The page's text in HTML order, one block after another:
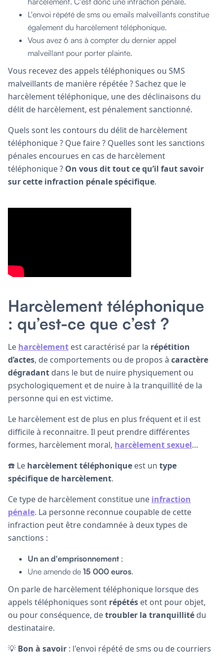
L'envoi répété de sms ou emails malveillants constitue
également du harcèlement téléphonique.
Vous avez 6 ans à compter du dernier appel
malveillant pour porter plainte.
Vous recevez des appels téléphoniques ou SMS
malveillants de manière répétée ? Sachez que le
harcèlement téléphonique, une des déclinaisons du
délit de harcèlement, est pénalement sanctionné.
Quels sont les contours du délit de harcèlement
téléphonique ? Que faire ? Quelles sont les sanctions
pénales encourues en cas de harcèlement
téléphonique ? On vous dit tout ce qu’il faut savoir
sur cette infraction pénale spécifique.
Harcèlement téléphonique
: qu’est-ce que c’est ?
Le harcèlement est caractérisé par la répétition
d’actes, de comportements ou de propos à caractère
dégradant dans le but de nuire physiquement ou
psychologiquement et de nuire à la tranquillité de la
personne qui en est victime.
Le harcèlement est de plus en plus fréquent et il est
difficile à reconnaitre. Il peut prendre différentes
formes, harcèlement moral, harcèlement sexuel…
☎️ Le harcèlement téléphonique est un type
spécifique de harcèlement.
Ce type de harcèlement constitue une infraction
pénale. La personne reconnue coupable de cette
infraction peut être condamnée à deux types de
sanctions :
Un an d'emprisonnement;
Une amende de 15 000 euros.
On parle de harcèlement téléphonique lorsque des
appels téléphoniques sont répétés et ont pour objet,
ou pour conséquence, detroubler la tranquillité du
destinataire.
💡 Bon à savoir : l'envoi répété de sms ou de courriers